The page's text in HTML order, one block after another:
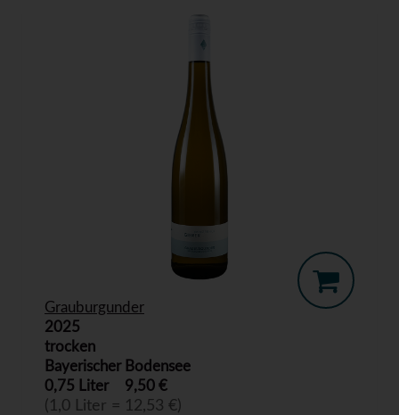
Grauburgunder
2025
trocken
Bayerischer Bodensee
0,75 Liter
9,50 €
(1,0 Liter = 12,53 €)